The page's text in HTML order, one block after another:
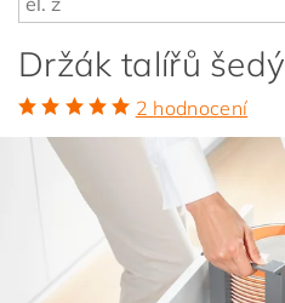
Držák talířů šedý
2 hodnocení